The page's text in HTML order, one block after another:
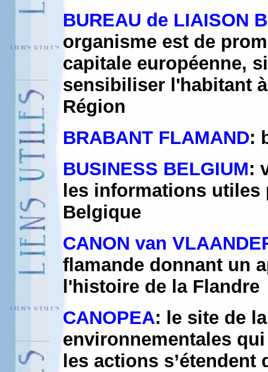
BUREAU de LIAISON
organisme est de
capitale européenne,
sensibiliser l'habitant
Région
BRABANT FLAMAND:
BUSINESS BELGIUM:
les informations
Belgique
CANON van
flamande donnant un
l'histoire de la Flandre
CANOPEA: le site de
environnementales
les actions